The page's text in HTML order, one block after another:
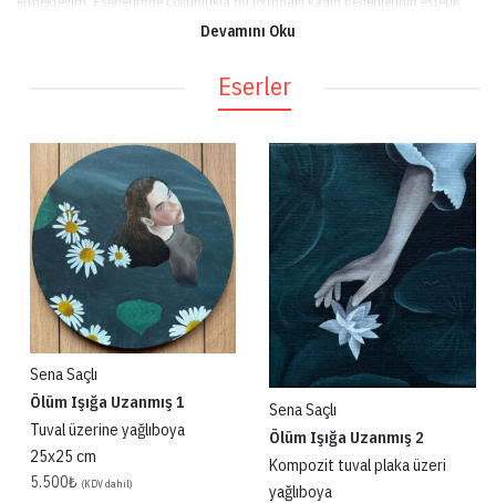
Devamını Oku
bulduğum yönlerine yer veriyorum.
Eserler
Sena Saçlı
Ölüm Işığa Uzanmış 1
Tuval üzerine yağlıboya
25x25 cm
5.500₺ (KDV dahil)
Sena Saçlı
Ölüm Işığa Uzanmış 2
Kompozit tuval plaka üzeri
yağlıboya